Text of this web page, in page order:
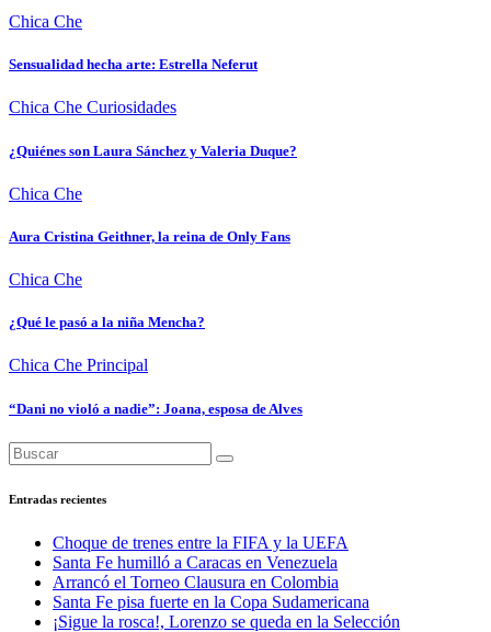
Chica Che
Sensualidad hecha arte: Estrella Neferut
Chica Che Curiosidades
¿Quiénes son Laura Sánchez y Valeria Duque?
Chica Che
Aura Cristina Geithner, la reina de Only Fans
Chica Che
¿Qué le pasó a la niña Mencha?
Chica Che Principal
“Dani no violó a nadie”: Joana, esposa de Alves
Entradas recientes
Choque de trenes entre la FIFA y la UEFA
Santa Fe humilló a Caracas en Venezuela
Arrancó el Torneo Clausura en Colombia
Santa Fe pisa fuerte en la Copa Sudamericana
¡Sigue la rosca!, Lorenzo se queda en la Selección